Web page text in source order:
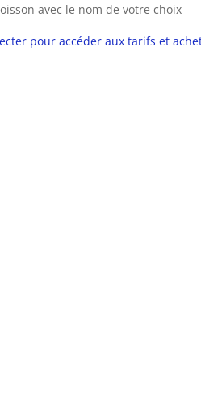
avec le nom de votre choix
pour accéder aux tarifs et